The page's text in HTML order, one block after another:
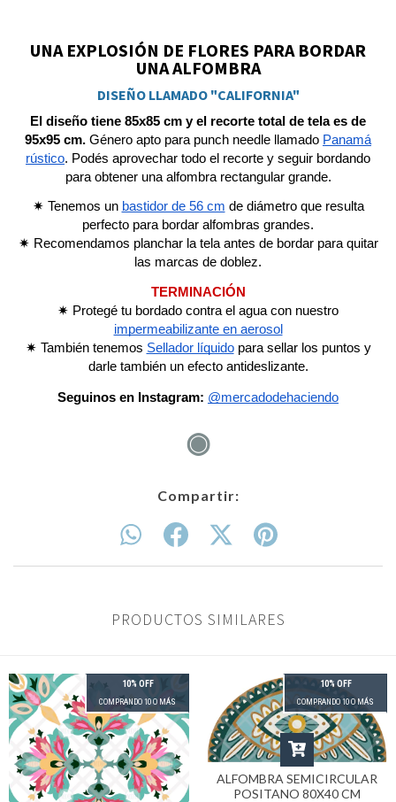
UNA EXPLOSIÓN DE FLORES PARA BORDAR
UNAALFOMBRA
DISEÑO LLAMADO "CALIFORNIA"
El diseño tiene 85x85 cm y el recorte total de tela es de
95x95 cm. Género apto para punch needle llamado Panamá
rústico. Podés aprovechar todo el recorte y seguir bordando
para obtener una alfombra rectangular grande.
✷ Tenemos un bastidor de 56 cm de diámetro que resulta
perfecto para bordar alfombras grandes.
✷ Recomendamos planchar la tela antes de bordar para quitar
las marcas de doblez.
TERMINACIÓN
✷ Protegé tu bordado contra el agua con nuestro
impermeabilizante en aerosol
✷ También tenemos Sellador líquidopara sellar los puntos y
darle también un efecto antideslizante.
Seguinos en Instagram: @mercadodehaciendo
◉
Compartir:
PRODUCTOS SIMILARES
10% OFF
COMPRANDO 10 O MÁS
10% OFF
COMPRANDO 10 O MÁS
ALFOMBRA SEMICIRCULAR
POSITANO 80X40 CM